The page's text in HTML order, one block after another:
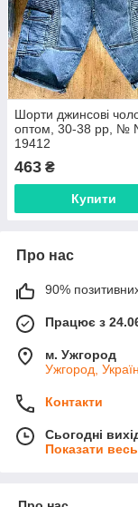
Шорти джинсові
оптом, 30-38 рр, №
19412
463 ₴
Купити
Про нас
90%
Працює з
м. Ужгород
Ужгород,
Контакти
Сьогодні
Показати